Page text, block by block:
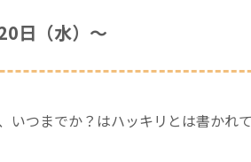
日（水）〜
いつまでか？はハッキリとは書かれ